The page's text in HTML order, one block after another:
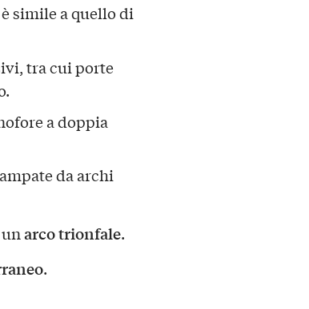
simile a quello di
tra cui porte
a doppia
da archi
arco trionfale.
.